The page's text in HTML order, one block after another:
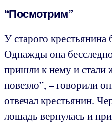
“Посмотрим”
У старого
Однажды она
пришли к нему и стали
повезло”, – говорили
отвечал крестьянин.
лошадь вернулась и